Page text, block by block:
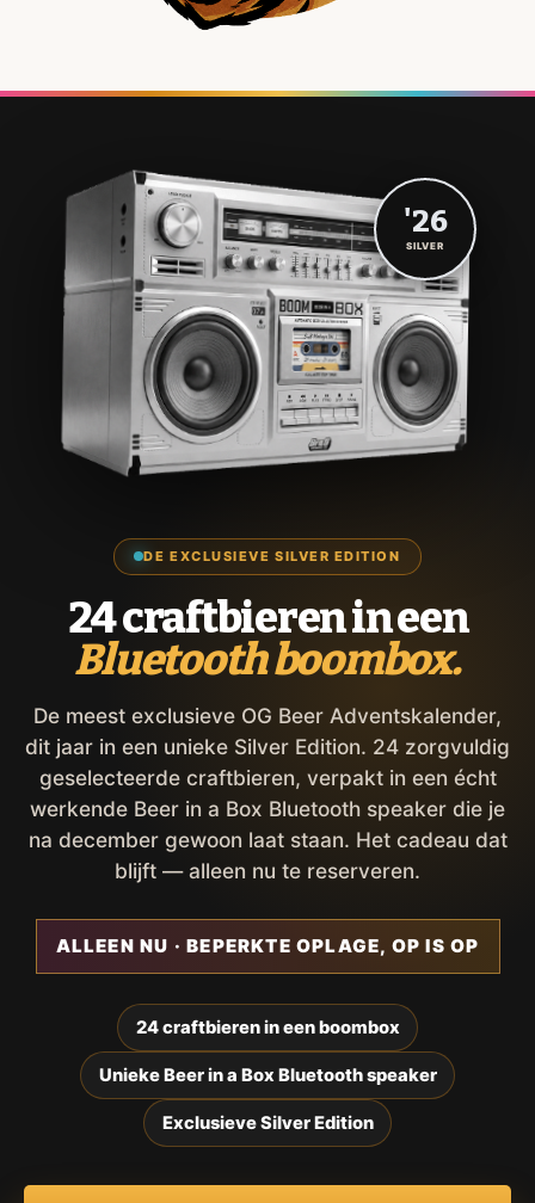
DE EXCLUSIEVE SILVER EDITION
24 craftbieren in een
Bluetooth boombox.
De meest exclusieve OG Beer Adventskalender,
dit jaar in een unieke Silver Edition. 24 zorgvuldig
geselecteerde craftbieren, verpakt in een écht
werkende Beer in a Box Bluetooth speaker die je
na december gewoon laat staan. Het cadeau dat
blijft — alleen nu te reserveren.
ALLEEN NU · BEPERKTE OPLAGE, OP IS OP
24 craftbieren in een boombox
Unieke Beer in a Box Bluetooth speaker
Exclusieve Silver Edition
'26
SILVER